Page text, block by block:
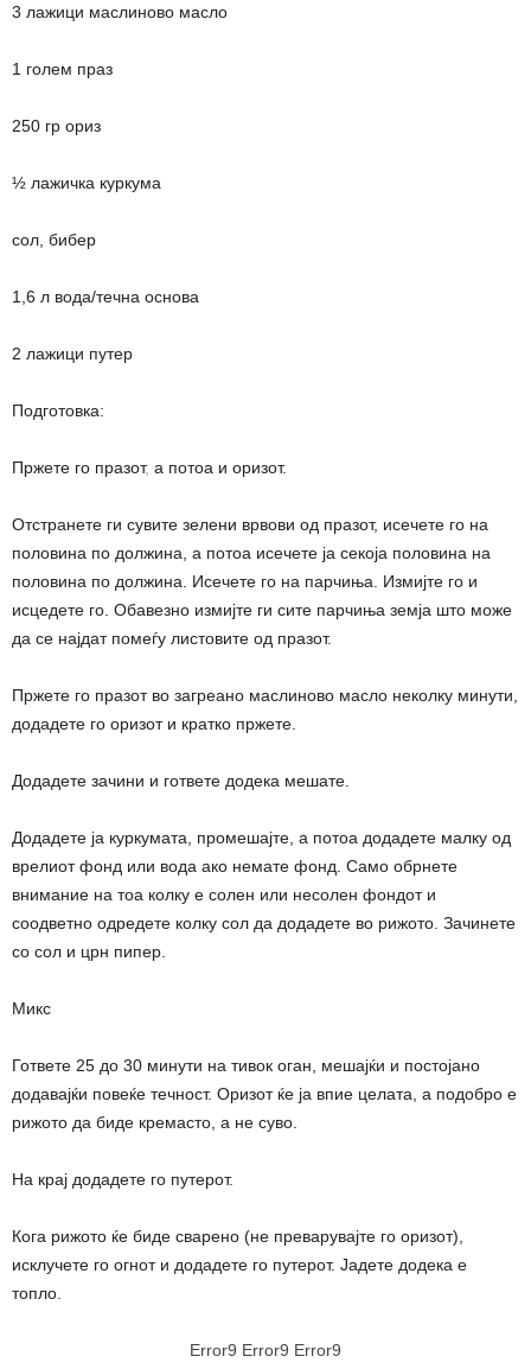
3 лажици маслиново масло
1 голем праз
250 гр ориз
½ лажичка куркума
сол, бибер
1,6 л вода/течна основа
2 лажици путер
Подготовка:
Пржете го празот, а потоа и оризот.
Отстранете ги сувите зелени врвови од празот, исечете го на
половина по должина, а потоа исечете ја секоја половина на
половина по должина. Исечете го на парчиња. Измијте го и
исцедете го. Обавезно измијте ги сите парчиња земја што може
да се најдат помеѓу листовите од празот.
Пржете го празот во загреано маслиново масло неколку минути,
додадете го оризот и кратко пржете.
Додадете зачини и гответе додека мешате.
Додадете ја куркумата, промешајте, а потоа додадете малку од
врелиот фонд или вода ако немате фонд. Само обрнете
внимание на тоа колку е солен или несолен фондот и
соодветно одредете колку сол да додадете во рижото. Зачинете
со сол и црн пипер.
Микс
Гответе 25 до 30 минути на тивок оган, мешајќи и постојано
додавајќи повеќе течност. Оризот ќе ја впие целата, а подобро е
рижото да биде кремасто, а не суво.
На крај додадете го путерот.
Кога рижото ќе биде сварено (не преварувајте го оризот),
исклучете го огнот и додадете го путерот. Јадете додека е
топло.
Error9 Error9 Error9